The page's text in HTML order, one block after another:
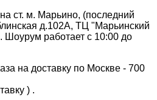
ст. м. Марьино, (последний
д.102А, ТЦ "Марьинский
Шоурум работает с 10:00 до
на доставку по Москве - 700
) .